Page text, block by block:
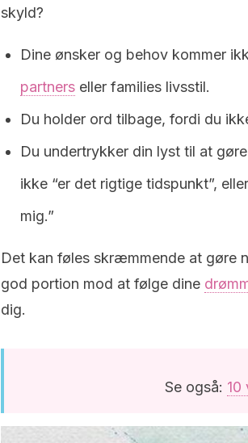
skyld?
Dine ønsker og behov kommer
partners eller families livsstil.
Du holder ord tilbage, fordi du
Du undertrykker din lyst til at
ikke “er det rigtige tidspunkt”,
mig.”
Det kan føles skræmmende at gøre
god portion mod at følge dine
dig.
Se også: 10